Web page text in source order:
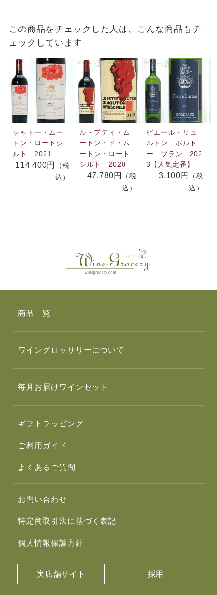
この商品をチェックした人は、こんな商品もチ
ェックしています
シャトー・ムー
トン・ロートシ
ルト 2021
114,400円
（税
込）
ル・プティ・ム
ートン・ド・ム
ートン・ロート
シルト 2020
47,780円
（税
込）
ピエール・リュ
ルトン ボルド
ー ブラン 202
3【人気定番】
3,100円
（税
込）
商品一覧
ワイングロッサリーについて
毎月お届けワインセット
ギフトラッピング
ご利用ガイド
よくあるご質問
お問い合わせ
特定商取引法に基づく表記
個人情報保護方針
実店舗サイト 採用